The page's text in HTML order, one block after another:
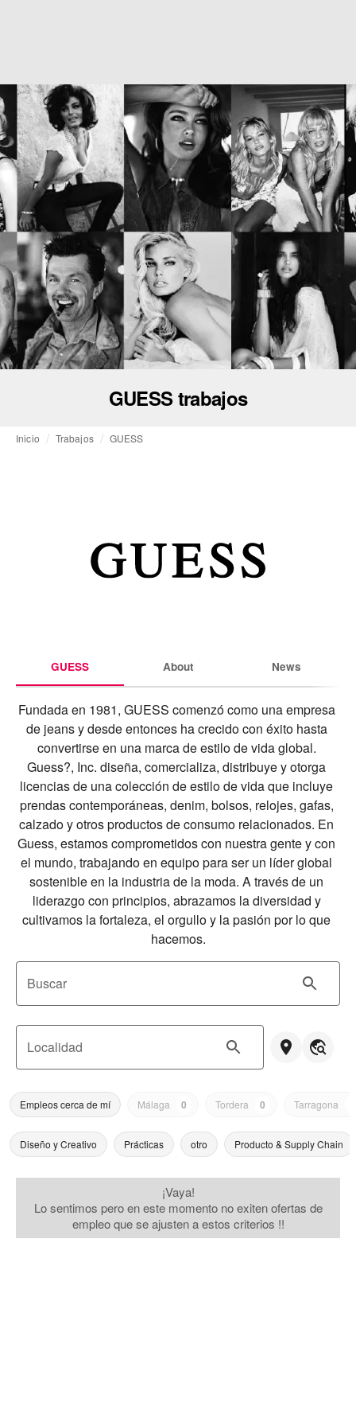
GUESS trabajos
Inicio Trabajos GUESS
GUESS About News
Fundada en 1981, GUESS comenzó como una empresa
de jeans y desde entonces ha crecido con éxito hasta
convertirse en una marca de estilo de vida global.
Guess?, Inc. diseña, comercializa, distribuye y otorga
licencias de una colección de estilo de vida que incluye
prendas contemporáneas, denim, bolsos, relojes, gafas,
calzado y otros productos de consumo relacionados. En
Guess, estamos comprometidos con nuestra gente y con
el mundo, trabajando en equipo para ser un líder global
sostenible en la industria de la moda. A través de un
liderazgo con principios, abrazamos la diversidad y
cultivamos la fortaleza, el orgullo y la pasión por lo que
hacemos.
Buscar
Localidad
Empleos cerca de mí Málaga 0 Tordera 0 Tarragona
Diseño y Creativo Prácticas otro Producto & Supply Chain
¡Vaya!
Lo sentimos pero en este momento no exiten ofertas de
empleo que se ajusten a estos criterios !!